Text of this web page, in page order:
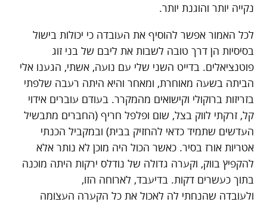
נקייה יותר והוגנת יותר.
לכל האמור אפשר להוסיף את העובדה כי יכולות בישול
בסיסיות הן דרך טובה לשבות את ליבם של בני זוג
פוטנציאלים. בדייט השני שלי עם נועה, אשתי, הגענו אלי
הביתה בשעה מאוחרת, ומאחר והיא היתה רעבה שלפתי
בזריזות ברוקולי וקישואים מהמקרר. בעודם עוברים אידוי
קל, זרקתי לווק בצל, שום ופלפל חריף (החברים מתבשיל
העדשים שתמיד כדאי להחזיק בבית) ובמקביל הכנתי
אטריות אורז בסיר. כאשר הכול היה מוכן לא נותר אלא
להקפיץ בווק, וקערה גדולה של נודלס ירקות היתה מוכנה
בתוך כעשרים דקות. בדיעבד, לארוחה הזו,
ולעובדה שהנחתי לה לאכול את כל הקערה העצומה